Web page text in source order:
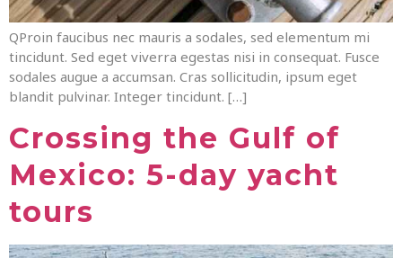
QProin faucibus nec mauris a sodales, sed elementum mi
tincidunt. Sed eget viverra egestas nisi in consequat. Fusce
sodales augue a accumsan. Cras sollicitudin, ipsum eget
blandit pulvinar. Integer tincidunt. […]
Crossing the Gulf of
Mexico: 5-day yacht
tours